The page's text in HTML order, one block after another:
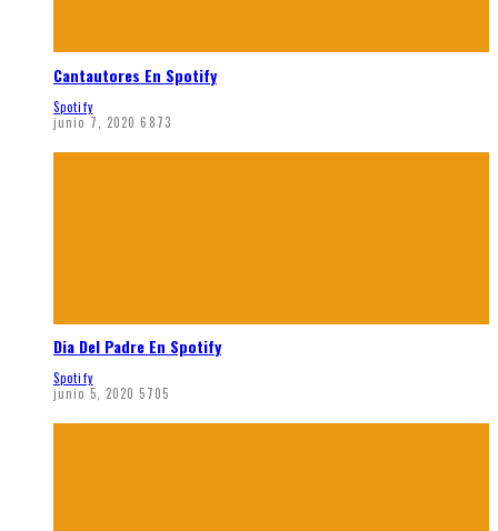
Cantautores En Spotify
Spotify
junio 7, 2020 6873
Dia Del Padre En Spotify
Spotify
junio 5, 2020 5705